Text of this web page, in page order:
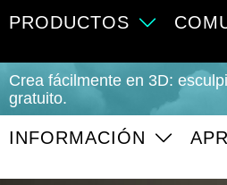
PRODUCTOS
Crea fácilmente en 3D:
gratuito.
INFORMACIÓN